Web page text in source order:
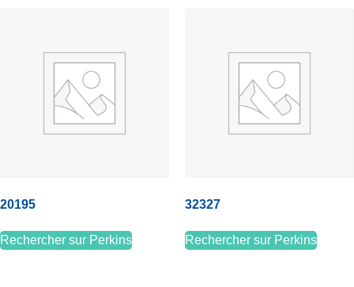
20195
Rechercher sur Perkins
32327
Rechercher sur Perkins